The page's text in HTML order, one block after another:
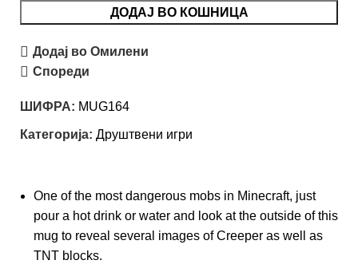
ДОДАЈ ВО КОШНИЦА
Додај во Омилени
Спореди
ШИФРА: MUG164
Категорија: Друштвени игри
One of the most dangerous mobs in Minecraft, just
pour a hot drink or water and look at the outside of this
mug to reveal several images of Creeper as well as
TNT blocks.